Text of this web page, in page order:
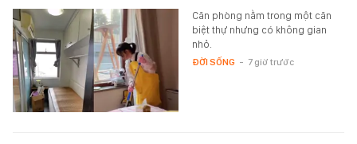
Căn phòng nằm trong một căn
biệt thự nhưng có không gian
nhỏ.
ĐỜI SỐNG - 7 giờ trước